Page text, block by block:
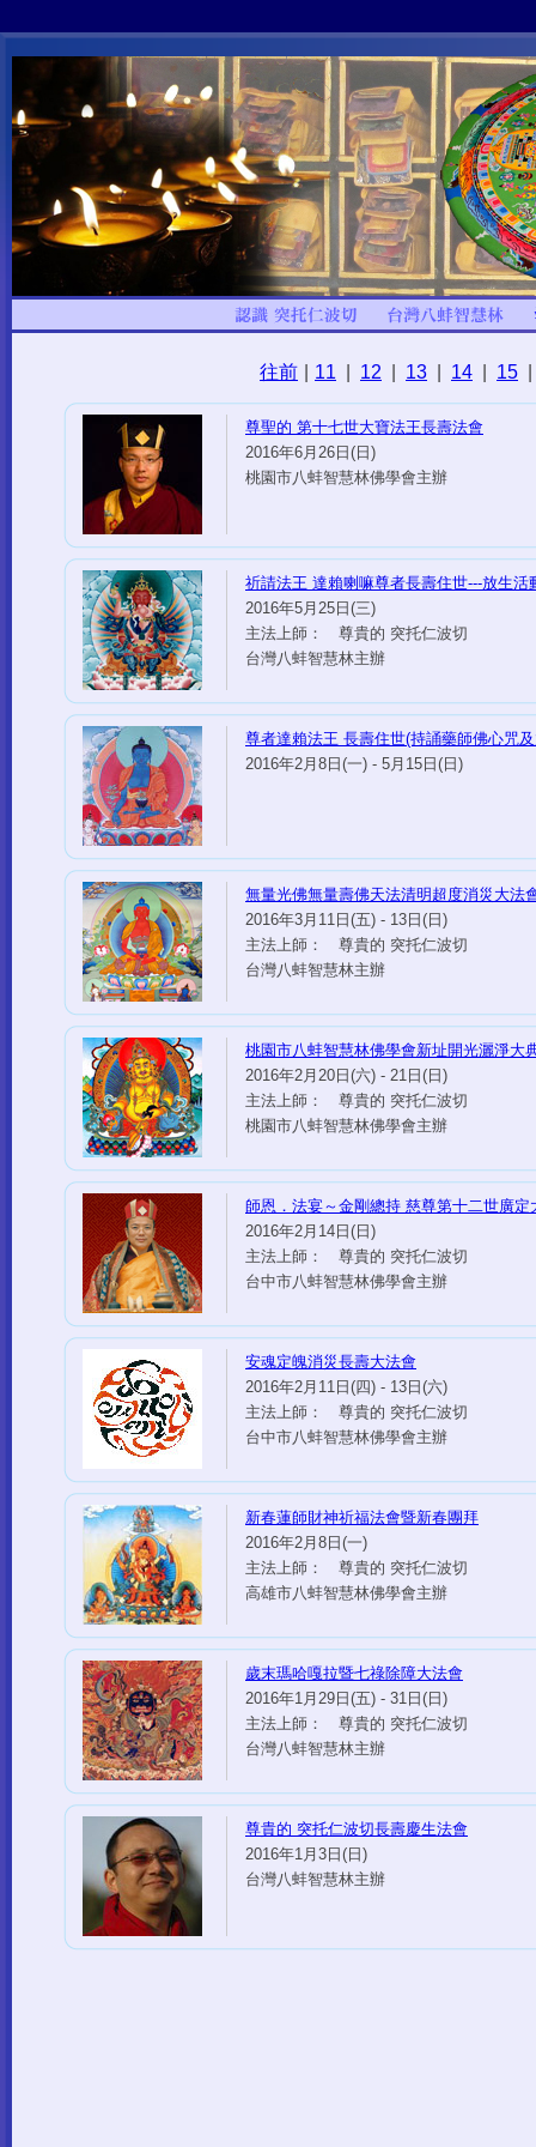
往前 11 12 13 14 15
尊聖的 第十七世大寶法王長壽法會
2016年6月26日(日)
桃園市八蚌智慧林佛學會主辦
祈請法王 達賴喇嘛尊者長壽住世---放生活
2016年5月25日(三)
主法上師： 尊貴的 突托仁波切
台灣八蚌智慧林主辦
尊者達賴法王 長壽住世(持誦藥師佛心咒
2016年2月8日(一) - 5月15日(日)
無量光佛無量壽佛天法清明超度消災大法
2016年3月11日(五) - 13日(日)
主法上師： 尊貴的 突托仁波切
台灣八蚌智慧林主辦
桃園市八蚌智慧林佛學會新址開光灑淨大
2016年2月20日(六) - 21日(日)
主法上師： 尊貴的 突托仁波切
桃園市八蚌智慧林佛學會主辦
師恩．法宴～金剛總持 慈尊第十二世廣定
2016年2月14日(日)
主法上師： 尊貴的 突托仁波切
台中市八蚌智慧林佛學會主辦
安魂定魄消災長壽大法會
2016年2月11日(四) - 13日(六)
主法上師： 尊貴的 突托仁波切
台中市八蚌智慧林佛學會主辦
新春蓮師財神祈福法會暨新春團拜
2016年2月8日(一)
主法上師： 尊貴的 突托仁波切
高雄市八蚌智慧林佛學會主辦
歲末瑪哈嘎拉暨七祿除障大法會
2016年1月29日(五) - 31日(日)
主法上師： 尊貴的 突托仁波切
台灣八蚌智慧林主辦
尊貴的 突托仁波切長壽慶生法會
2016年1月3日(日)
台灣八蚌智慧林主辦